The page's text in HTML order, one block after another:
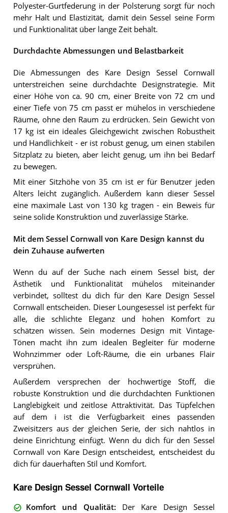
Polyester-Gurtfederung in der Polsterung sorgt für noch
mehr Halt und Elastizität, damit dein Sessel seine Form
und Funktionalität über lange Zeit behält.
Durchdachte Abmessungen und Belastbarkeit
Die Abmessungen des Kare Design Sessel Cornwall
unterstreichen seine durchdachte Designstrategie. Mit
einer Höhe von ca. 90 cm, einer Breite von 72 cm und
einer Tiefe von 75 cm passt er mühelos in verschiedene
Räume, ohne den Raum zu erdrücken. Sein Gewicht von
17 kg ist ein ideales Gleichgewicht zwischen Robustheit
und Handlichkeit - er ist robust genug, um einen stabilen
Sitzplatz zu bieten, aber leicht genug, um ihn bei Bedarf
zu bewegen.
Mit einer Sitzhöhe von 35 cm ist er für Benutzer jeden
Alters leicht zugänglich. Außerdem kann dieser Sessel
eine maximale Last von 130 kg tragen - ein Beweis für
seine solide Konstruktion und zuverlässige Stärke.
Mit dem Sessel Cornwall von Kare Design kannst du
dein Zuhause aufwerten
Wenn du auf der Suche nach einem Sessel bist, der
Ästhetik und Funktionalität mühelos miteinander
verbindet, solltest du dich für den Kare Design Sessel
Cornwall entscheiden. Dieser Loungesessel ist perfekt für
alle, die schlichte Eleganz und hohen Komfort zu
schätzen wissen. Sein modernes Design mit Vintage-
Tönen macht ihn zum idealen Begleiter für moderne
Wohnzimmer oder Loft-Räume, die ein urbanes Flair
versprühen.
Außerdem versprechen der hochwertige Stoff, die
robuste Konstruktion und die durchdachten Funktionen
Langlebigkeit und zeitlose Attraktivität. Das Tüpfelchen
auf dem i ist die Verfügbarkeit eines passenden
Zweisitzers aus der gleichen Serie, der sich nahtlos in
deine Einrichtung einfügt. Wenn du dich für den Sessel
Cornwall von Kare Design entscheidest, entscheidest du
dich für dauerhaften Stil und Komfort.
Kare Design Sessel Cornwall Vorteile
Komfort und Qualität: Der Kare Design Sessel